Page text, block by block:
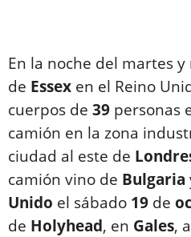
En la noche del martes
de Essex en el Reino
cuerpos de 39 personas
camión en la zona
ciudad al este de
camión vino de Bulgaria
Unido el sábado 19 de
de Holyhead, en Gales,